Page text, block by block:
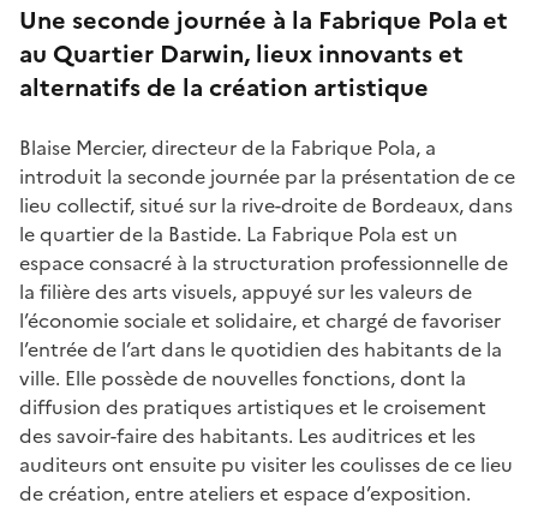
Une seconde journée à la Fabrique Pola et
au Quartier Darwin, lieux innovants et
alternatifs de la création artistique
Blaise Mercier, directeur de la Fabrique Pola, a
introduit la seconde journée par la présentation de ce
lieu collectif, situé sur la rive-droite de Bordeaux, dans
le quartier de la Bastide. La Fabrique Pola est un
espace consacré à la structuration professionnelle de
la filière des arts visuels, appuyé sur les valeurs de
l’économie sociale et solidaire, et chargé de favoriser
l’entrée de l’art dans le quotidien des habitants de la
ville. Elle possède de nouvelles fonctions, dont la
diffusion des pratiques artistiques et le croisement
des savoir-faire des habitants. Les auditrices et les
auditeurs ont ensuite pu visiter les coulisses de ce lieu
de création, entre ateliers et espace d’exposition.